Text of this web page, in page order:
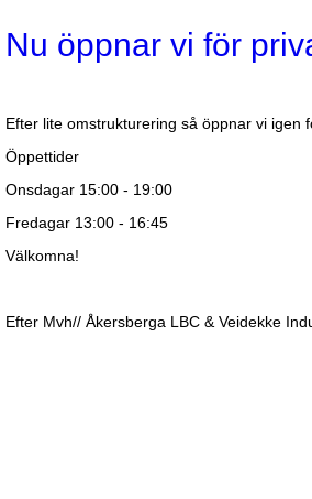
Nu öppnar vi för
Efter lite omstrukturering så öppnar vi igen
Öppettider
Onsdagar 15:00 - 19:00
Fredagar 13:00 - 16:45
Välkomna!
Efter Mvh// Åkersberga LBC & Veidekke